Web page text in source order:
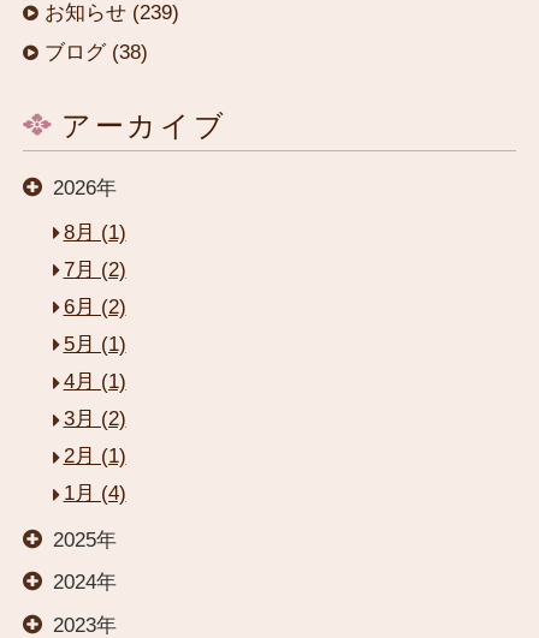
お知らせ (239)
ブログ (38)
アーカイブ
2026年
8月 (1)
7月 (2)
6月 (2)
5月 (1)
4月 (1)
3月 (2)
2月 (1)
1月 (4)
2025年
2024年
2023年
HOME
お部屋
温泉